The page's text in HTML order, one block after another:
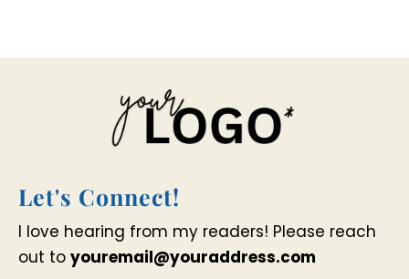
Let's Connect!
I love hearing from my readers! Please reach
out to youremail@youraddress.com